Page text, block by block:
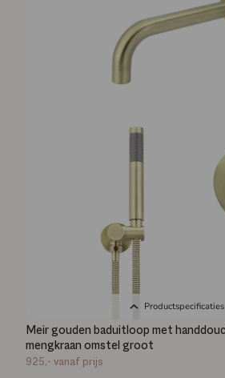
Productspecificaties
Meir gouden baduitloop met
mengkraan omstel groot
925,- vanaf prijs